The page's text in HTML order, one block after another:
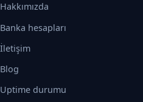
Hakkımızda
Banka hesapları
İletişim
Blog
Uptime durumu